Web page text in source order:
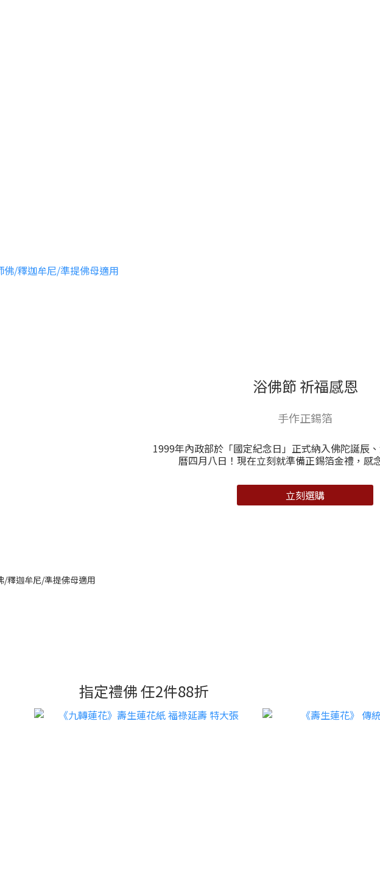
/釋迦牟尼/準提佛母適用
浴佛節 祈福感恩
手作正錫箔
1999年內政部於「國定紀念日」正式納入佛陀誕辰
曆四月八日！現在立刻就準備正錫箔金禮，感
立刻選購
指定禮佛 任2件88折